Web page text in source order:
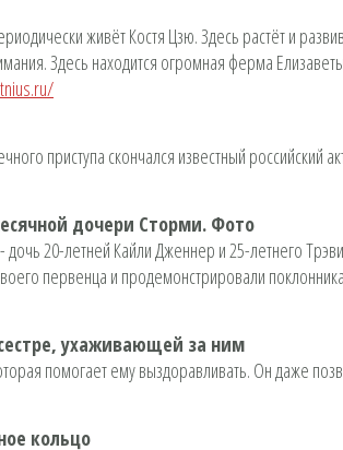
живёт Костя Цзю. Здесь растёт и
Здесь находится огромная ферма
приступа скончался известный российский
дочери Сторми. Фото
20-летней Кайли Дженнер и 25-летнего
первенца и продемонстрировали
ухаживающей за ним
помогает ему выздоравливать. Он даже
кольцо